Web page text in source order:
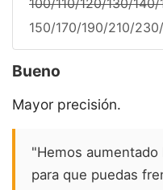
150/170/190/210/
Bueno
Mayor precisión.
"Hemos
para que puedas